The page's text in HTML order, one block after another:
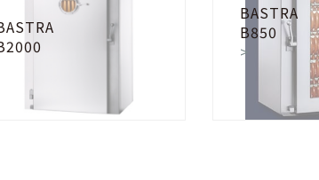
BASTRA
B850
>